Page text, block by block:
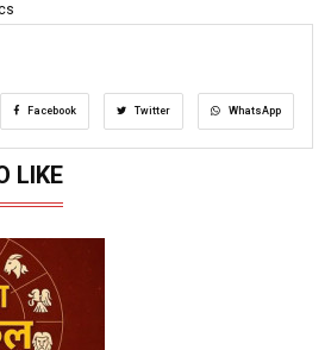
Facebook Twitter WhatsApp
LIKE